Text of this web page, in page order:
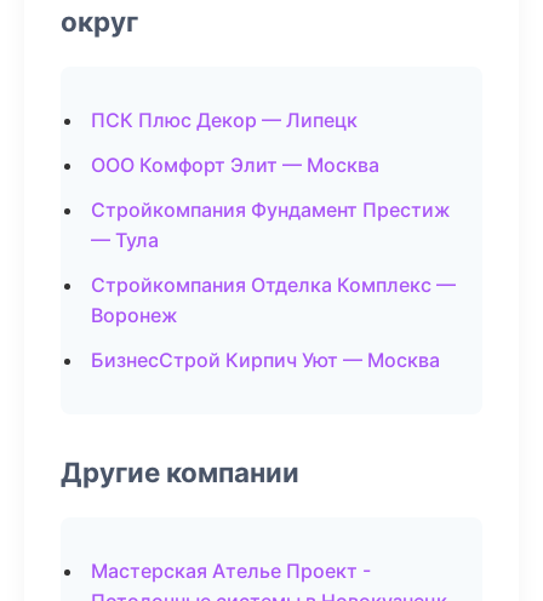
округ
ПСК Плюс Декор — Липецк
ООО Комфорт Элит — Москва
Стройкомпания Фундамент Престиж
— Тула
Стройкомпания Отделка Комплекс —
Воронеж
БизнесСтрой Кирпич Уют — Москва
Другие компании
Мастерская Ателье Проект -